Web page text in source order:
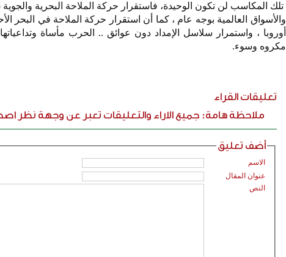
تلك المكاسب لن تكون الوحيدة، فاستقرار حركة الملاحة البحرية
والأسواق العالمية بوجه عام ، كما أن استقرار حركة الملاحة في البحر
أوروبا ، واستمرار سلاسل الإمداد دون عوائق .. الحرب مأساة
مكروه وسوء.
تعليقات القراء
ملاحظة هامة: جميع الاراء والتعليقات تعبر عن وجهة نظر
أضف تعليق
الاسم
عنوان المقال
النص